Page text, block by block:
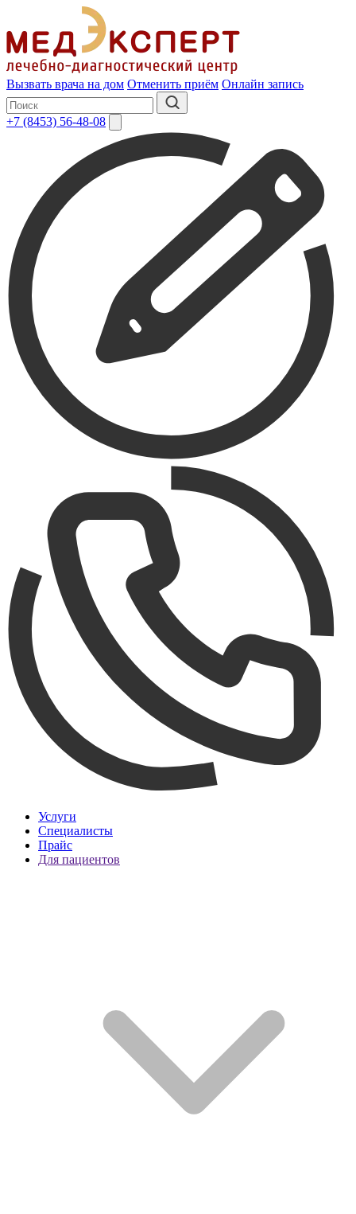
Вызвать врача на дом Отменить приём Онлайн запись
+7 (8453) 56-48-08
Услуги
Специалисты
Прайс
Для пациентов